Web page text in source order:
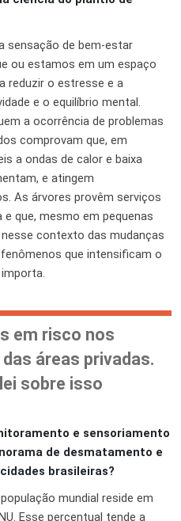
sensação de bem-estar
ou estamos em um espaço
reduzir o estresse e a
e o equilíbrio mental.
a ocorrência de problemas
comprovam que, em
a ondas de calor e baixa
e atingem
As árvores provêm serviços
que, mesmo em pequenas
contexto das mudanças
que intensificam o
em risco nos
áreas privadas.
sobre isso
e sensoriamento
de desmatamento e
brasileiras?
mundial reside em
Esse percentual tende a